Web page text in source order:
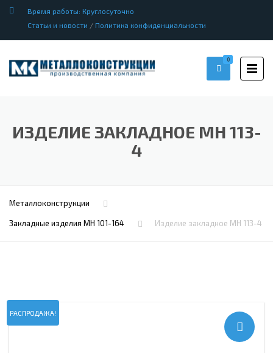
Время работы: Круглосуточно
Статьи и новости / Политика конфиденциальности
0
ИЗДЕЛИЕ ЗАКЛАДНОЕ МН 113-
4
Металлоконструкции
Закладные изделия МН 101-164 Изделие закладное МН 113-4
РАСПРОДАЖА!